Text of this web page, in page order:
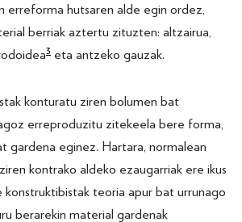
erreforma hutsaren alde egin ordez,
berriak aztertu zituzten: altzairua,
3 eta antzeko gauzak.
konturatu ziren bolumen bat
erreproduzitu zitekeela bere forma,
gardena eginez. Hartara, normalean
kontrako aldeko ezaugarriak ere ikus
konstruktibistak teoria apur bat urrunago
berarekin material gardenak